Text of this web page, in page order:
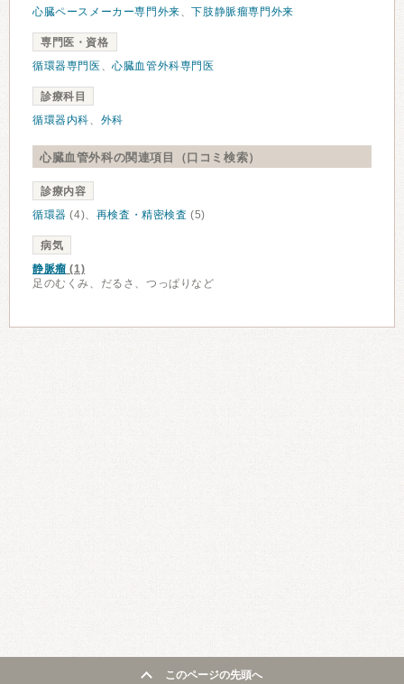
心臓ペースメーカー専門外来、下肢静脈瘤専門外来
専門医・資格
循環器専門医 、心臓血管外科専門医
診療科目
循環器内科、 外科
心臓血管外科の関連項目（口コミ検索）
診療内容
循環器 (4)、 再検査・精密検査 (5)
病気
静脈瘤 (1)
足のむくみ、だるさ、つっぱりなど
このページの先頭へ